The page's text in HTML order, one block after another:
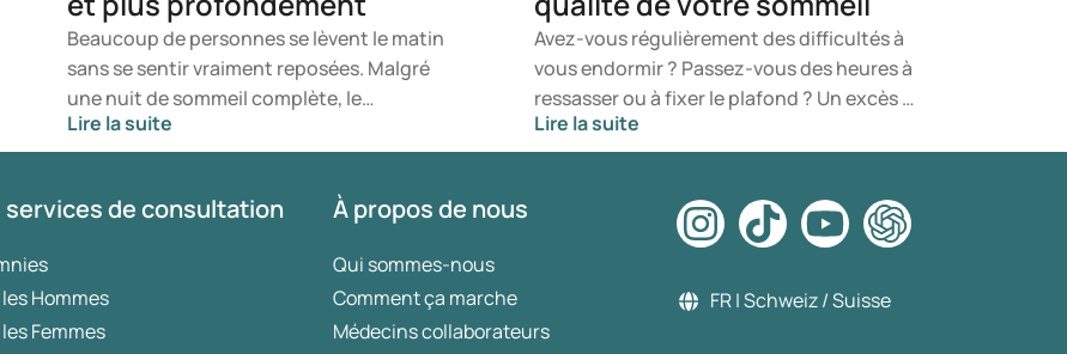
Beaucoup de personnes se lèvent le matin
sans se sentir vraiment reposées. Malgré
une nuit de sommeil complète, le
sentiment de récupération fait parfois
défaut. Un sommeil profond et
ininterrompu joue un rôle important dans
la récupération physique et mentale. Cet
peuvent améliorer la qualité du sommeil.
Des connaissances scientifiques et des
conseils pratiques vous aident à améliorer
Lire la suite
Avez-vous régulièrement des difficultés à
vous endormir ? Passez-vous des heures à
ressasser ou à fixer le plafond ? Un excès de
cortisol pourrait en être la cause. Cette
hormone influence notre rythme veille-
agit à la fois sur la durée et la qualité du
sommeil. Une perturbation peut entraîner
réparateur. Bien que souvent associé au
stress, le cortisol remplit d’autres
Lire la suite
services de consultation
Hommes
Femmes
À propos de nous
Qui sommes-nous
Comment ça marche
Médecins collaborateurs
FR | Schweiz / Suisse